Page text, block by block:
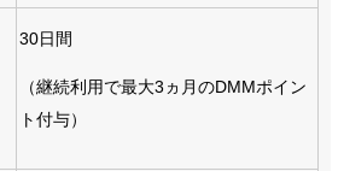
30日間
（継続利用で最大3ヵ月のDMMポイン
ト付与）